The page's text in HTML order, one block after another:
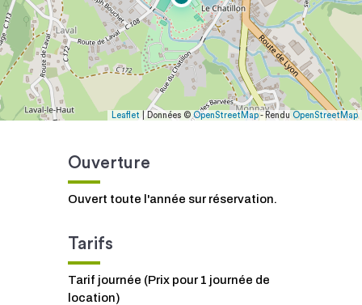
Leaflet | Données © OpenStreetMap- Rendu OpenStreetMap
Ouverture
Ouvert toute l'année sur réservation.
Tarifs
Tarif journée (Prix pour 1 journée de
location)